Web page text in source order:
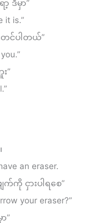
ဒီမှာ”
it is.”
းတင်ပါတယ်”
”
an eraser.
က်ကို ငှားပါရစေ”
your eraser?”
”